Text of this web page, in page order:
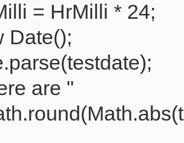
= HrMilli * 24;
Date();
are "